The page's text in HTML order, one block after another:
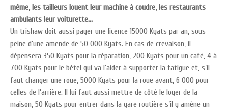
même, les tailleurs louent leur machine à coudre, les restaurants
ambulants leur voiturette…
Un trishaw doit aussi payer une licence 15000 Kyats par an, sous
peine d’une amende de 50 000 Kyats. En cas de crevaison, il
dépensera 350 Kyats pour la réparation, 200 Kyats pour un café, 4 à
700 Kyats pour le bétel qui va l’aider à supporter la fatigue et, s’il
faut changer une roue, 5000 Kyats pour la roue avant, 6 000 pour
celles de l’arrière. Il lui faut aussi mettre de côté le loyer de la
maison, 50 Kyats pour entrer dans la gare routière s’il y amène un